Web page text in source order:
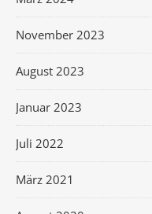
November 2023
August 2023
Januar 2023
Juli 2022
März 2021